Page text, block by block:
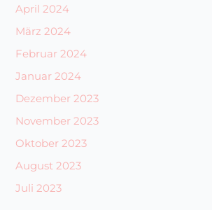
April 2024
März 2024
Februar 2024
Januar 2024
Dezember 2023
November 2023
Oktober 2023
August 2023
Juli 2023